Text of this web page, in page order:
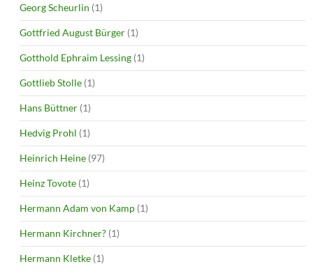
Georg Scheurlin (1)
Gottfried August Bürger (1)
Gotthold Ephraim Lessing (1)
Gottlieb Stolle (1)
Hans Büttner (1)
Hedvig Prohl (1)
Heinrich Heine (97)
Heinz Tovote (1)
Hermann Adam von Kamp (1)
Hermann Kirchner? (1)
Hermann Kletke (1)